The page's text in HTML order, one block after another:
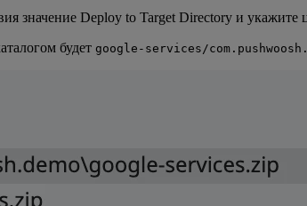
значение Deploy to Target Directory и укажите
будет google-services/